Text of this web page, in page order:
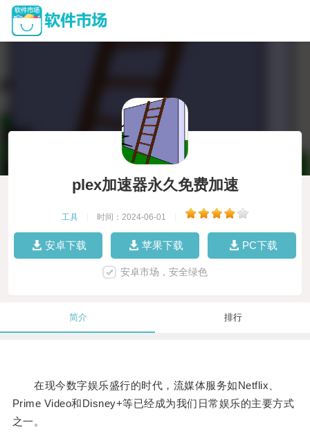
plex加速器永久免费加速
工具 时间：2024-06-01
安卓下载 苹果下载 PC下载
安卓市场，安全绿色
简介 排行
在现今数字娱乐盛行的时代，流媒体服务如Netflix、
Prime Video和Disney+等已经成为我们日常娱乐的主要方式
之一。